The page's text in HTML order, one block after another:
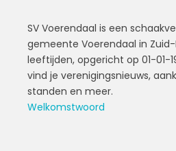
SV Voerendaal is een
gemeente Voerendaal in
leeftijden, opgericht op 01-01-
vind je verenigingsnieuws,
standen en meer.
Welkomstwoord